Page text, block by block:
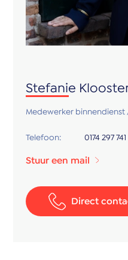
Stefanie
Medewerker binnendienst
Telefoon: 0174 297 741
Stuur een mail
Direct